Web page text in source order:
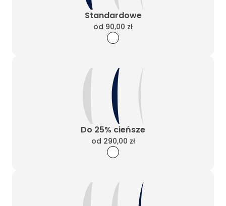
Standardowe
od 90,00 zł
Do 25% cieńsze
od 290,00 zł